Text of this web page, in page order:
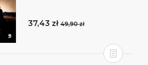
37,43 zł 49,90 zł